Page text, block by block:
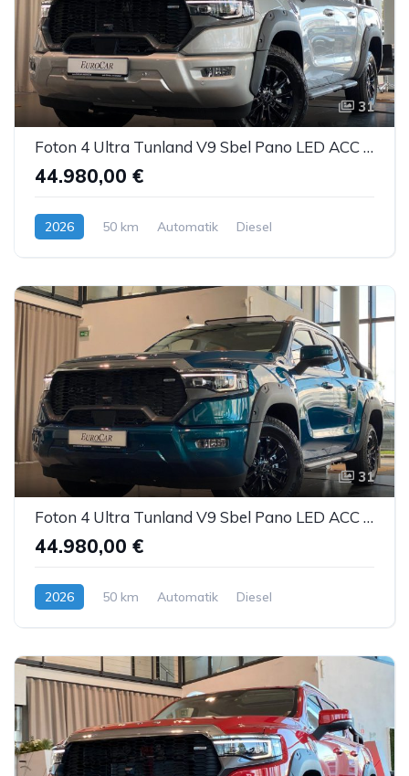
31
Foton 4 Ultra Tunland V9 Sbel Pano LED ACC AHK 360°
44.980,00 €
2026 50 km Automatik Diesel
31
Foton 4 Ultra Tunland V9 Sbel Pano LED ACC AHK 360°
44.980,00 €
2026 50 km Automatik Diesel